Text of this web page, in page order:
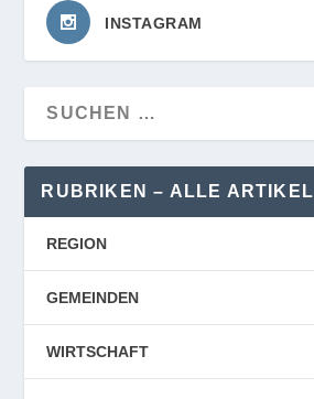
INSTAGRAM
RUBRIKEN – ALLE ARTIKEL
REGION
GEMEINDEN
WIRTSCHAFT